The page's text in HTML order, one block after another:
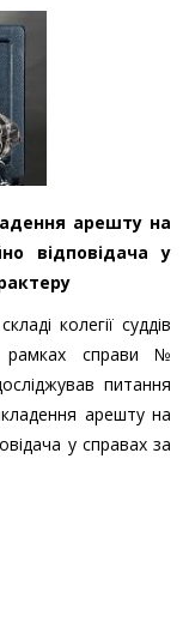
арешту на
відповідача у
колегії суддів
рамках справи №
питання
арешту на
у справах за